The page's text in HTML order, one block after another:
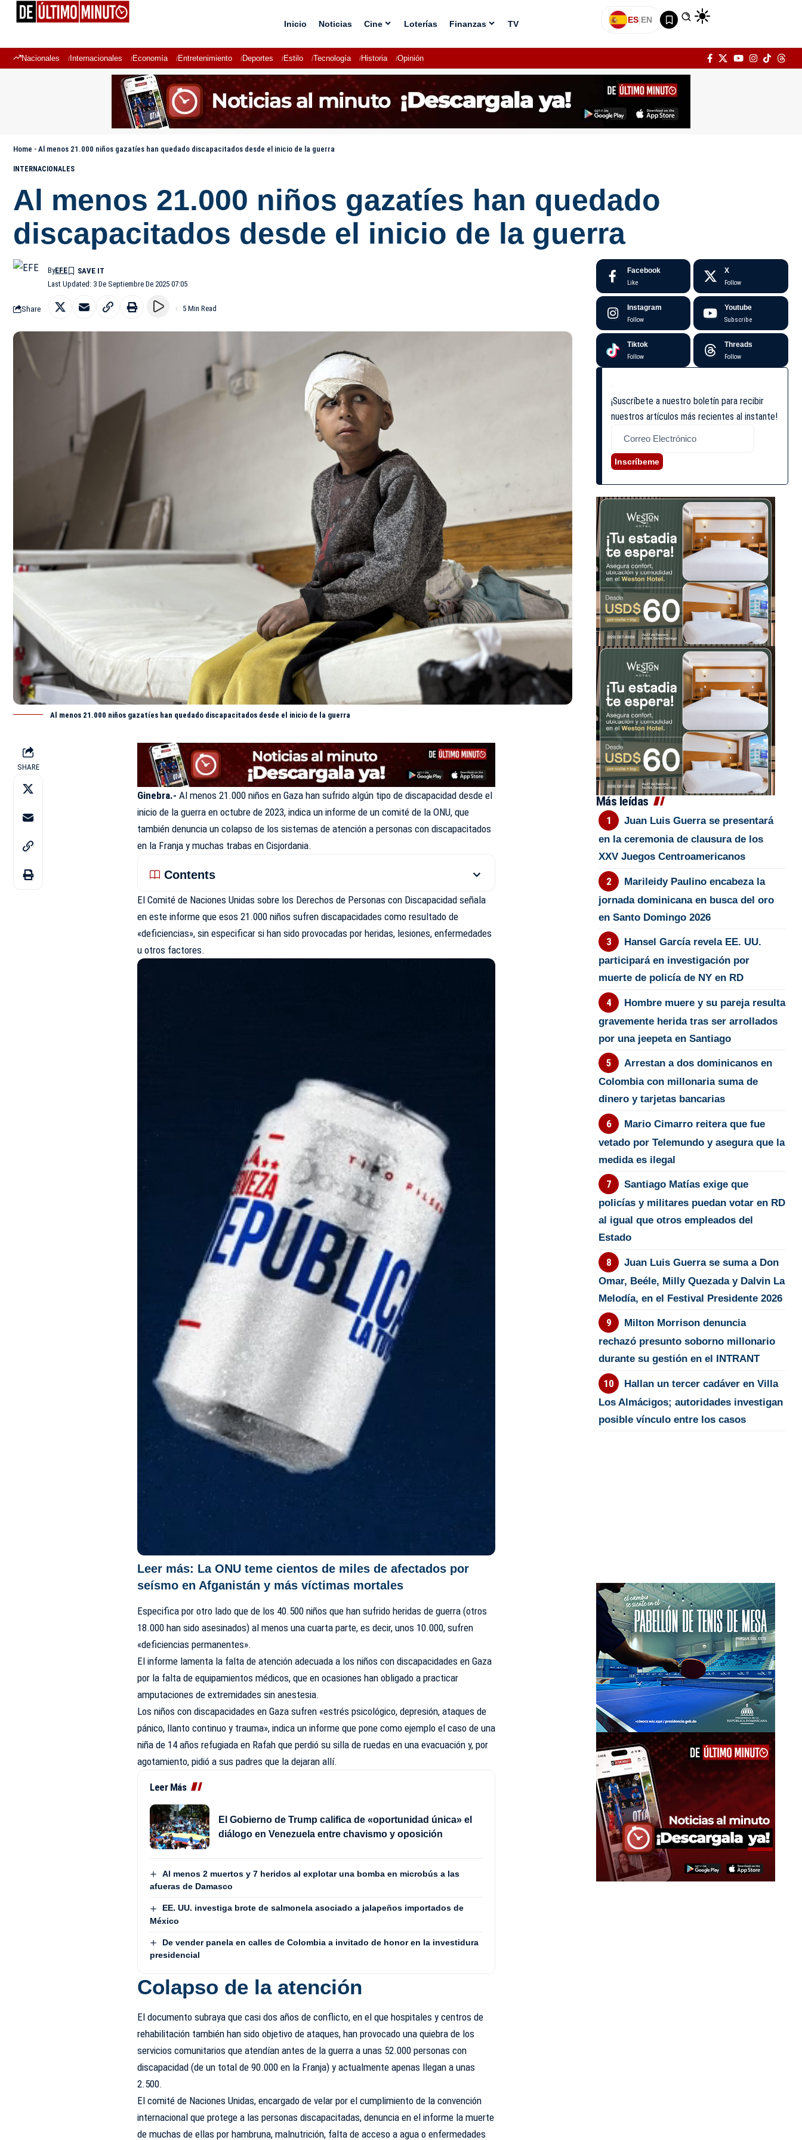
Inicio Noticias Cine Loterías Finanzas TV ES|EN
Nacionales Internacionales Economía Entretenimiento Deportes Estilo Tecnología Historia Opinión
Home - Al menos 21.000 niños gazatíes han quedado discapacitados desde el inicio de la guerra
INTERNACIONALES
Al menos 21.000 niños gazatíes han quedado
discapacitados desde el inicio de la guerra
Last Updated: 3 De Septiembre De 2025 07:05
ByEFE
Share 5 Min Read
Al menos 21.000 niños gazatíes han quedado discapacitados desde el inicio de la guerra
SHARE
Ginebra.- Al menos 21.000 niños en Gaza han sufrido algún tipo de discapacidad desde el
inicio de la guerra en octubre de 2023, indica un informe de un comité de laONU, que
también denuncia un colapso de los sistemas de atención a personas con discapacitados
en la Franja y muchas trabas en Cisjordania.
Contents
El Comité de Naciones Unidas sobre los Derechos de Personas con Discapacidad señala
en este informe que esos 21.000 niños sufren discapacidades como resultado de
«deficiencias», sin especificar si han sido provocadas por heridas, lesiones, enfermedades
u otros factores.
Leer más: La ONU teme cientos de miles de afectados por
seísmo en Afganistán y más víctimas mortales
Especifica por otro lado que de los 40.500 niños que han sufrido heridas de guerra (otros
18.000 han sido asesinados) al menos una cuarta parte, es decir, unos 10.000, sufren
«deficiencias permanentes».
El informe lamenta la falta de atención adecuada a los niños con discapacidades en Gaza
por la falta de equipamientos médicos, que en ocasiones han obligado a practicar
amputaciones de extremidades sin anestesia.
Los niños con discapacidades en Gaza sufren «estrés psicológico, depresión, ataques de
pánico, llanto continuo y trauma», indica un informe que pone como ejemplo el caso de una
niña de 14 años refugiada en Rafah que perdió su silla de ruedas en una evacuación y, por
agotamiento, pidió a sus padres que la dejaran allí.
Leer Más
El Gobierno de Trump califica de «oportunidad única» el
diálogo en Venezuela entre chavismo y oposición
Al menos 2 muertos y 7 heridos al explotar una bomba en microbús a las
afueras de Damasco
EE. UU. investiga brote de salmonela asociado a jalapeños importados de
México
De vender panela en calles de Colombia a invitado de honor en la investidura
presidencial
Colapso de la atención
El documento subraya que casi dos años de conflicto, en el que hospitales y centros de
rehabilitación también han sido objetivo de ataques, han provocado una quiebra de los
servicios comunitarios que atendían antes de la guerra a unas 52.000 personas con
discapacidad (de un total de 90.000 en la Franja) y actualmente apenas llegan a unas
2.500.
El comité de Naciones Unidas, encargado de velar por el cumplimiento de la convención
internacional que protege a las personas discapacitadas, denuncia en el informe la muerte
de muchas de ellas por hambruna, malnutrición, falta de acceso a agua o enfermedades
Facebook
Like
X
Follow
Instagram
Follow
Youtube
Subscribe
Tiktok
Follow
Threads
Follow
¡Suscríbete a nuestro boletín para recibir
nuestros artículos más recientes al instante!
Inscríbeme
Más leídas
Juan Luis Guerra se presentará
en la ceremonia de clausura de los
XXV Juegos Centroamericanos
Marileidy Paulino encabeza la
jornada dominicana en busca del oro
en Santo Domingo 2026
Hansel García revela EE. UU.
participará en investigación por
muerte de policía de NY en RD
Hombre muere y su pareja resulta
gravemente herida tras ser arrollados
por una jeepeta en Santiago
Arrestan a dos dominicanos en
Colombia con millonaria suma de
dinero y tarjetas bancarias
Mario Cimarro reitera que fue
vetado por Telemundo y asegura que la
medida es ilegal
Santiago Matías exige que
policías y militares puedan votar en RD
al igual que otros empleados del
Estado
Juan Luis Guerra se suma a Don
Omar, Beéle, Milly Quezada y Dalvin La
Melodía, en el Festival Presidente 2026
Milton Morrison denuncia
rechazó presunto soborno millonario
durante su gestión en el INTRANT
Hallan un tercer cadáver en Villa
Los Almácigos; autoridades investigan
posible vínculo entre los casos